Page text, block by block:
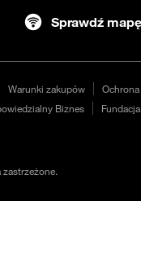
Sprawdź
Warunki zakupów
Biznes